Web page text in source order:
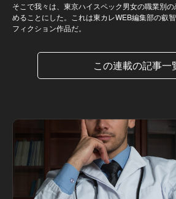
そこで我々は、東京ハイスペック男女の職業別
めることにした。これは東カレWEB編集部の叡
フィクション作品だ。
この連載の記事一